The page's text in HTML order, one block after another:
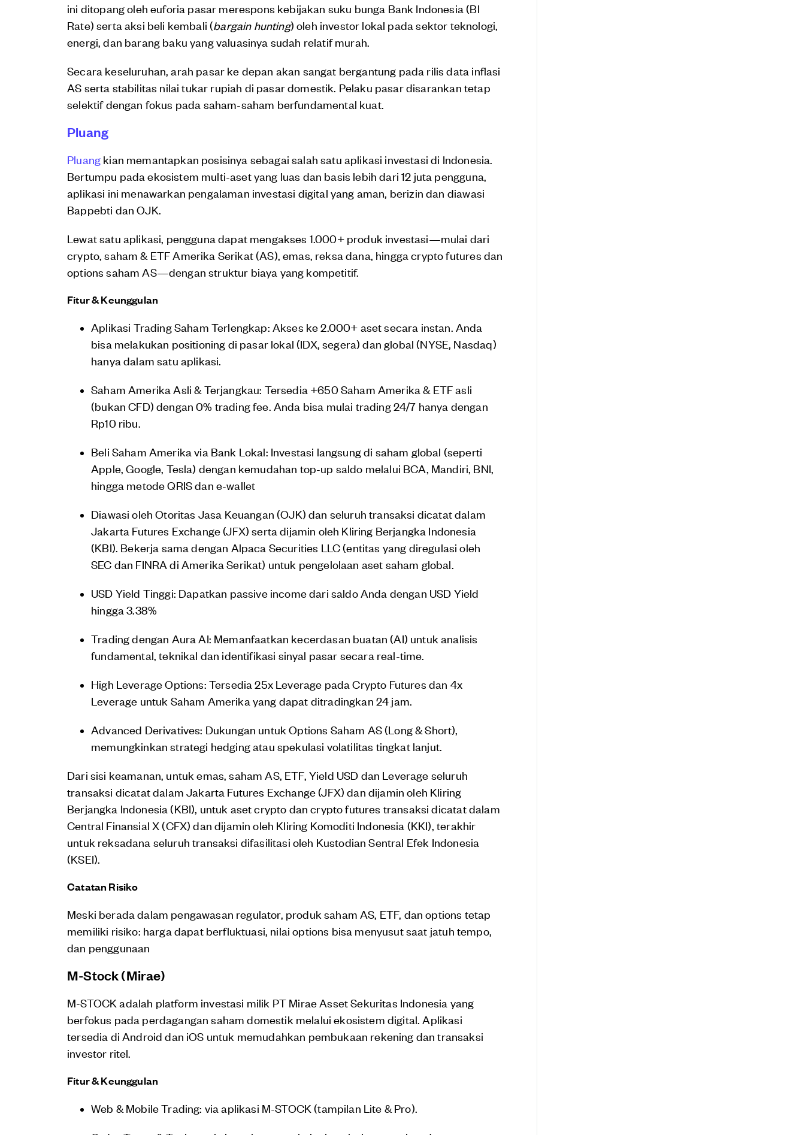
ini ditopang oleh euforia pasar merespons kebijakan suku bunga Bank Indonesia (BI
Rate) serta aksi beli kembali (bargain hunting) oleh investor lokal pada sektor teknologi,
energi, dan barang baku yang valuasinya sudah relatif murah.
Secara keseluruhan, arah pasar ke depan akan sangat bergantung pada rilis data inflasi
AS serta stabilitas nilai tukar rupiah di pasar domestik. Pelaku pasar disarankan tetap
selektif dengan fokus pada saham-saham berfundamental kuat.
Pluang
Pluang kian memantapkan posisinya sebagai salah satu aplikasi investasi di Indonesia.
Bertumpu pada ekosistem multi-aset yang luas dan basis lebih dari 12 juta pengguna,
aplikasi ini menawarkan pengalaman investasi digital yang aman, berizin dan diawasi
Bappebti dan OJK.
Lewat satu aplikasi, pengguna dapat mengakses 1.000+ produk investasi—mulai dari
crypto, saham & ETF Amerika Serikat (AS), emas, reksa dana, hingga crypto futures dan
options saham AS—dengan struktur biaya yang kompetitif.
Fitur & Keunggulan
Aplikasi Trading Saham Terlengkap: Akses ke 2.000+ aset secara instan. Anda
bisa melakukan positioning di pasar lokal (IDX, segera) dan global (NYSE, Nasdaq)
hanya dalam satu aplikasi.
Saham Amerika Asli & Terjangkau: Tersedia +650 Saham Amerika & ETF asli
(bukan CFD) dengan 0% trading fee. Anda bisa mulai trading 24/7 hanya dengan
Rp10 ribu.
Beli Saham Amerika via Bank Lokal: Investasi langsung di saham global (seperti
Apple, Google, Tesla) dengan kemudahan top-up saldo melalui BCA, Mandiri, BNI,
hingga metode QRIS dan e-wallet
Diawasi oleh Otoritas Jasa Keuangan (OJK) dan seluruh transaksi dicatat dalam
Jakarta Futures Exchange (JFX) serta dijamin oleh Kliring Berjangka Indonesia
(KBI). Bekerja sama dengan Alpaca Securities LLC (entitas yang diregulasi oleh
SEC dan FINRA di Amerika Serikat) untuk pengelolaan aset saham global.
USD Yield Tinggi: Dapatkan passive income dari saldo Anda dengan USD Yield
hingga 3.38%
Trading dengan Aura AI: Memanfaatkan kecerdasan buatan (AI) untuk analisis
fundamental, teknikal dan identifikasi sinyal pasar secara real-time.
High Leverage Options: Tersedia 25x Leverage pada Crypto Futures dan 4x
Leverage untuk Saham Amerika yang dapat ditradingkan 24 jam.
Advanced Derivatives: Dukungan untuk Options Saham AS (Long & Short),
memungkinkan strategi hedging atau spekulasi volatilitas tingkat lanjut.
Dari sisi keamanan, untuk emas, saham AS, ETF, Yield USD dan Leverage seluruh
transaksi dicatat dalam Jakarta Futures Exchange (JFX) dan dijamin oleh Kliring
Berjangka Indonesia (KBI), untuk aset crypto dan crypto futures transaksi dicatat dalam
Central Finansial X (CFX) dan dijamin oleh Kliring Komoditi Indonesia (KKI), terakhir
untuk reksadana seluruh transaksi difasilitasi oleh Kustodian Sentral Efek Indonesia
(KSEI).
Catatan Risiko
Meski berada dalam pengawasan regulator, produk saham AS, ETF, dan options tetap
memiliki risiko: harga dapat berfluktuasi, nilai options bisa menyusut saat jatuh tempo,
dan penggunaan
M-Stock (Mirae)
M-STOCK adalah platform investasi milik PT Mirae Asset Sekuritas Indonesia yang
berfokus pada perdagangan saham domestik melalui ekosistem digital. Aplikasi
tersedia di Android dan iOS untuk memudahkan pembukaan rekening dan transaksi
investor ritel.
Fitur & Keunggulan
Web & Mobile Trading: via aplikasi M-STOCK (tampilan Lite & Pro).